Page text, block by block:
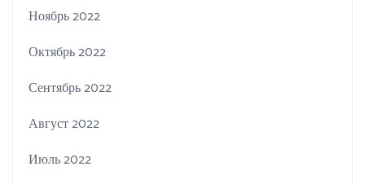
Ноябрь 2022
Октябрь 2022
Сентябрь 2022
Август 2022
Июль 2022